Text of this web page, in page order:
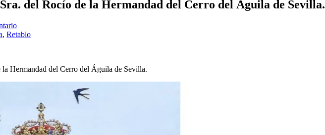
del Rocío de la Hermandad del Cerro del Águila de Sevilla.
, Retablo
Hermandad del Cerro del Águila de Sevilla.